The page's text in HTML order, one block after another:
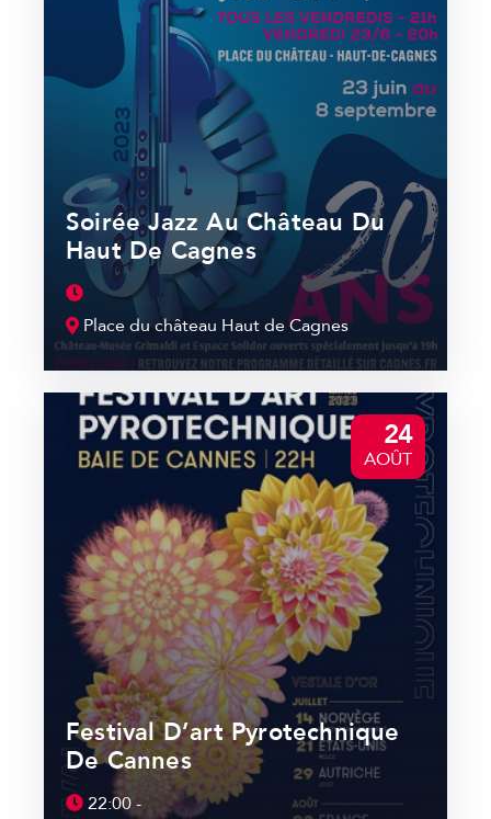
Soirée Jazz Au Château Du
Haut De Cagnes
Place du château Haut de Cagnes
24
AOÛT
Festival D’art Pyrotechnique
De Cannes
22:00 -